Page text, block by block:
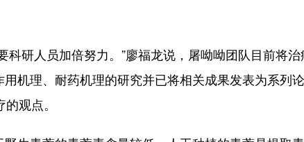
研人员加倍努力。”廖福龙说，屠呦呦团队目前将治
机理、耐药机理的研究并已将相关成果发表为系列
观点。